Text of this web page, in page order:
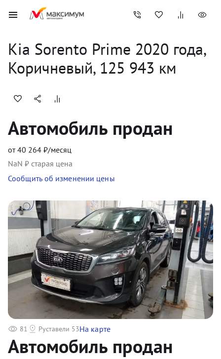
Kia Sorento Prime 2020
года,
Коричневый, 125 943 км
Автомобиль продан
от40 264 ₽/месяц
NaN ₽ старая цена
Сообщить об изменении цены
Автомобиль продан
81 Руставели 53На карте